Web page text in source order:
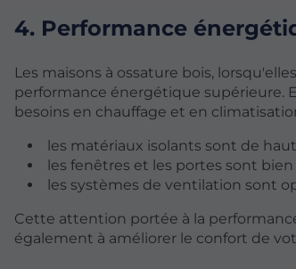
4. Performance
Les maisons à ossature bois,
performance énergétique supérieure.
besoins en chauffage et en
les matériaux isolants sont de
les fenêtres et les portes sont
les systèmes de ventilation sont
Cette attention portée à la
également à améliorer le confort de